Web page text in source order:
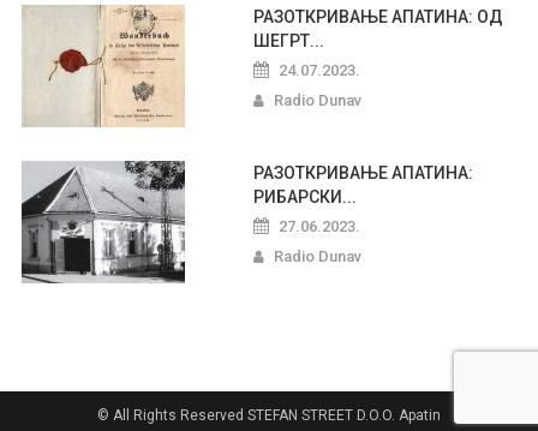
РАЗОТКРИВАЊЕ АПАТИНА: ОД
ШЕГРТ...
24.07.2023.
Radio Dunav
РАЗОТКРИВАЊЕ АПАТИНА:
РИБАРСКИ...
27.06.2023.
Radio Dunav
© All Rights Reserved STEFAN STREET D.O.O. Apatin